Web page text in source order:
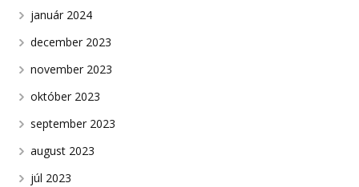
január 2024
december 2023
november 2023
október 2023
september 2023
august 2023
júl 2023